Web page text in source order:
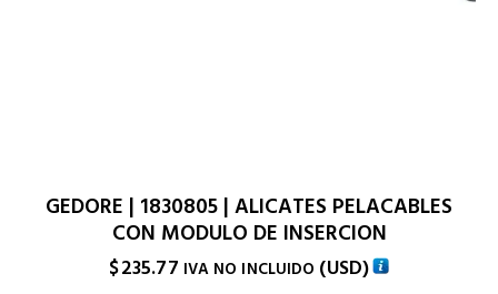
GEDORE | 1830805 | ALICATES PELACABLES
CON MODULO DE INSERCION
$235.77 IVA NO INCLUIDO (USD)